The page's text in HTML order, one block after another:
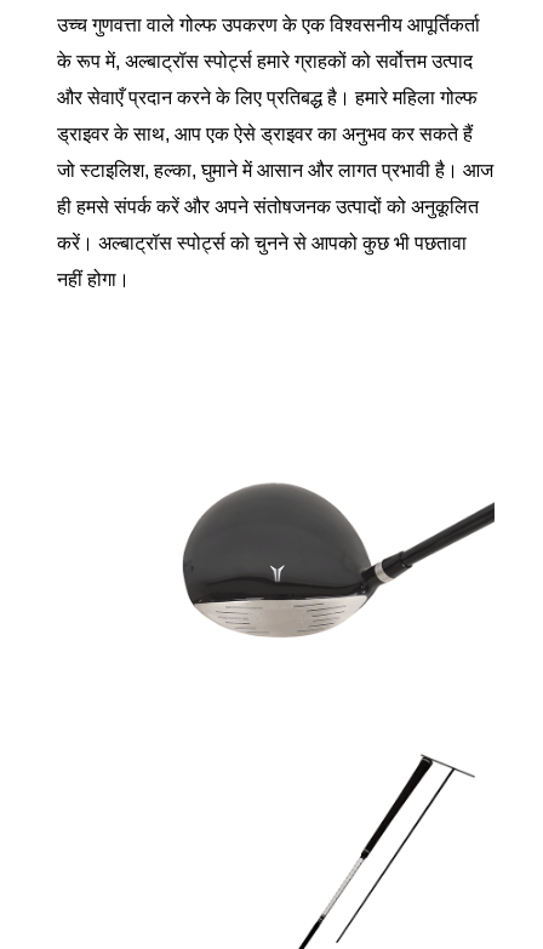
उच्च गुणवत्ता वाले गोल्फ उपकरण के एक विश्वसनीय आपूर्तिकर्ता
के रूप में, अल्बाट्रॉस स्पोर्ट्स हमारे ग्राहकों को सर्वोत्तम उत्पाद
और सेवाएँ प्रदान करने के लिए प्रतिबद्ध है। हमारे महिला गोल्फ
ड्राइवर के साथ, आप एक ऐसे ड्राइवर का अनुभव कर सकते हैं
जो स्टाइलिश, हल्का, घुमाने में आसान और लागत प्रभावी है। आज
ही हमसे संपर्क करें और अपने संतोषजनक उत्पादों को अनुकूलित
करें। अल्बाट्रॉस स्पोर्ट्स को चुनने से आपको कुछ भी पछतावा
नहीं होगा।